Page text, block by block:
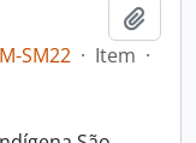
SM22 · Item ·